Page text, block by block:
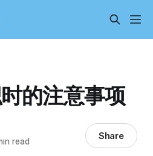
的注意事项
read Share